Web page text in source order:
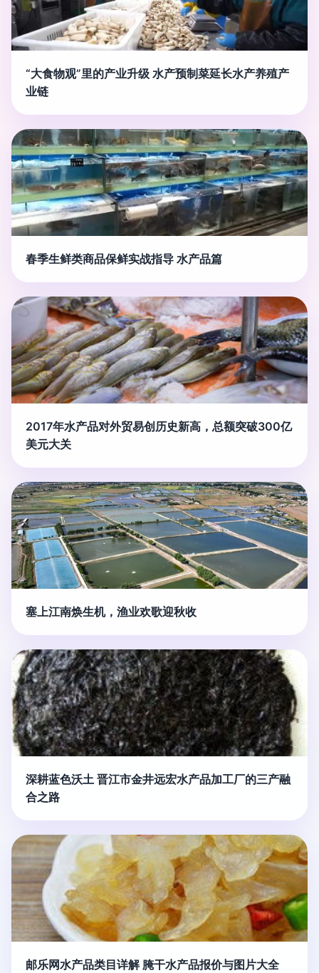
“大食物观”里的产业升级 水产预制菜延长水产养殖产
业链
春季生鲜类商品保鲜实战指导 水产品篇
2017年水产品对外贸易创历史新高，总额突破300亿
美元大关
塞上江南焕生机，渔业欢歌迎秋收
深耕蓝色沃土 晋江市金井远宏水产品加工厂的三产融
合之路
邮乐网水产品类目详解 腌干水产品报价与图片大全